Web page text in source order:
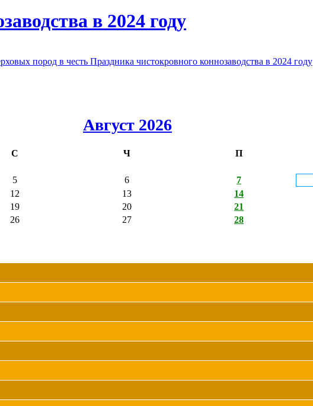
в 2024 году
пород в честь Праздника чистокровного коннозаводства в 2024 году
Август 2026
С Ч П
5 6 7
12 13 14
19 20 21
26 27 28